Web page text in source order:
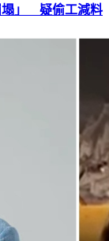
塌」 疑偷工減料